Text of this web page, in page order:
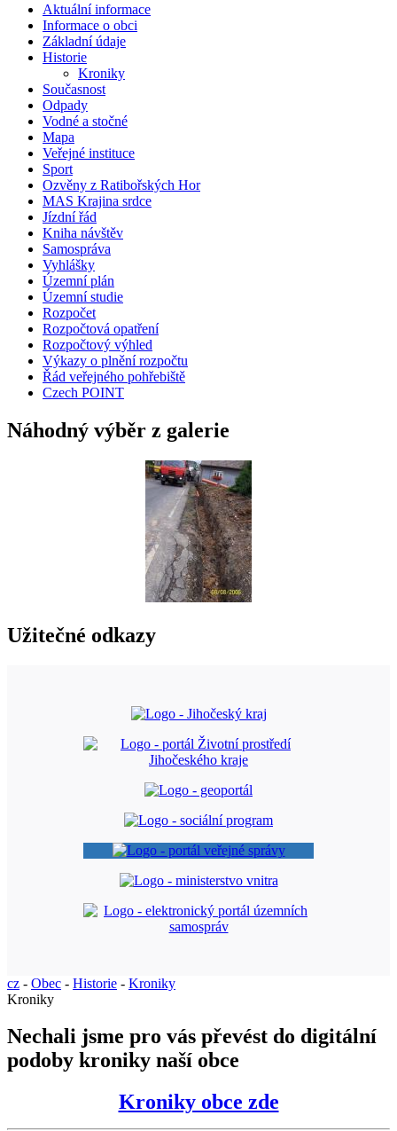
Aktuální informace
Informace o obci
Základní údaje
Historie
Kroniky
Současnost
Odpady
Vodné a stočné
Mapa
Veřejné instituce
Sport
Ozvěny z Ratibořských Hor
MAS Krajina srdce
Jízdní řád
Kniha návštěv
Samospráva
Vyhlášky
Územní plán
Územní studie
Rozpočet
Rozpočtová opatření
Rozpočtový výhled
Výkazy o plnění rozpočtu
Řád veřejného pohřebiště
Czech POINT
Náhodný výběr z galerie
Užitečné odkazy
cz - Obec - Historie - Kroniky
Kroniky
Nechali jsme pro vás převést do digitální
podoby kroniky naší obce
Kroniky obce zde